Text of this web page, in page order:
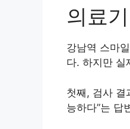
의료
강남역 스마
다. 하지만 실
첫째, 검사 결
능하다”는 답